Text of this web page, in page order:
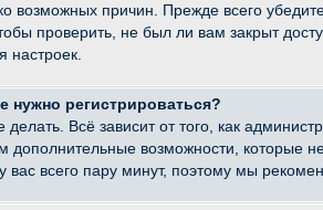
возможных причин. Прежде всего
проверить, не был ли вам закрыт
настроек.
нужно регистрироваться?
делать. Всё зависит от того, как
дополнительные возможности, которые
вас всего пару минут, поэтому мы